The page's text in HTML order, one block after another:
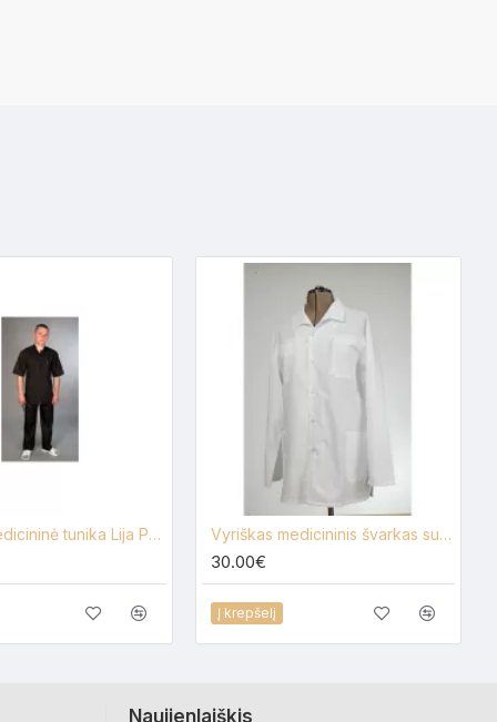
Vyriška medicininė tunika Lija PO-ST Vyriškas medicininis švarkas su elastanu SC0019
30.00€
Į krepšelį
Naujienlaiškis